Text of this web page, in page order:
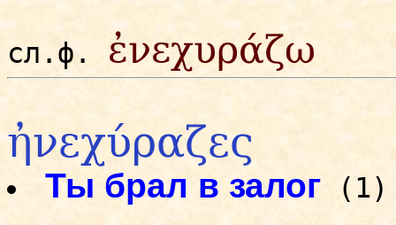
сл.ф. ἐνεχυράζω
ἠνεχύραζες
Ты брал в залог